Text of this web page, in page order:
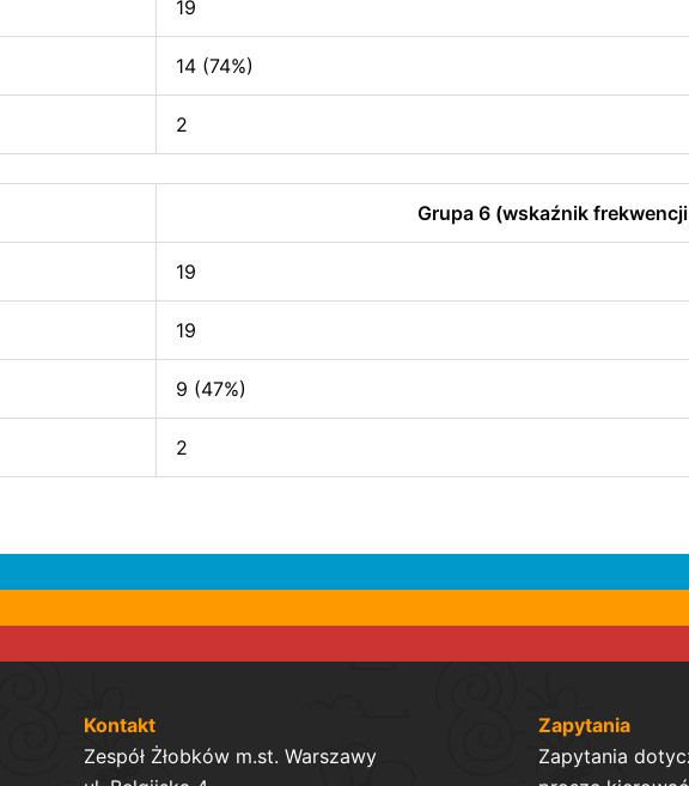
19
14 (74%)
2
Grupa 6 (wskaźnik
19
19
9 (47%)
2
Kontakt
Zespół Żłobków m.st. Warszawy
Zapytania
Zapytania